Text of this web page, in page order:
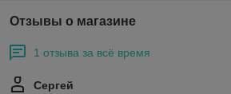
Отзывы о магазине
1 отзыва за всё время
Сергей